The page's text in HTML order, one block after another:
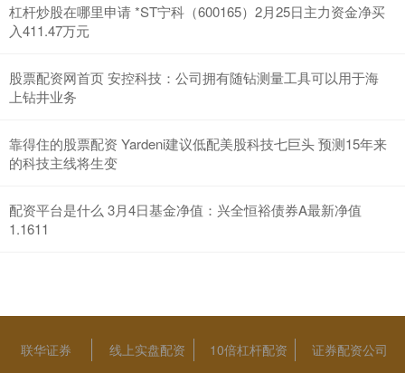
杠杆炒股在哪里申请 *ST宁科（600165）2月25日主力资金净买
入411.47万元
股票配资网首页 安控科技：公司拥有随钻测量工具可以用于海
上钻井业务
靠得住的股票配资 Yardeni建议低配美股科技七巨头 预测15年来
的科技主线将生变
配资平台是什么 3月4日基金净值：兴全恒裕债券A最新净值
1.1611
联华证券 线上实盘配资 10倍杠杆配资 证券配资公司